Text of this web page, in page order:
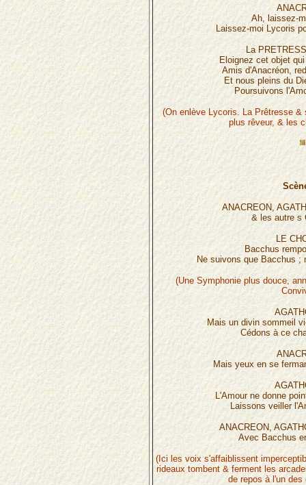
Ah, laissez-
Laissez-moi Lycoris
La
Eloignez cet objet
Amis d'Anacréon,
Et nous pleins du
Poursuivons
(On enlève Lycoris. La Prêtresse
plus rêveur, & les
ANACREON,
& les autre s
LE
Bacchus
Ne suivons que Bacchus ;
(Une Symphonie plus douce,
Mais un divin sommeil
Cédons à ce
Mais yeux en se
L'Amour ne donne
Laissons veiller
ANACREON,
Avec Bacchus
(Ici les voix s'affaiblissent
rideaux tombent & ferment les
de repos à l'un